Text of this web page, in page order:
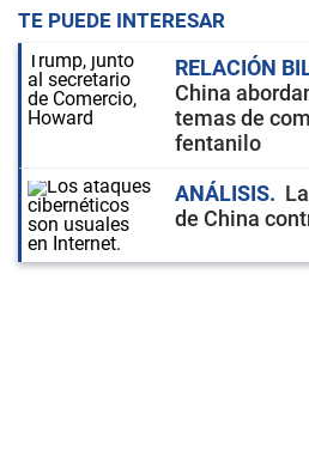
TE PUEDE INTERESAR
RELACIÓN
China
temas de
fentanilo
ANÁLISIS
de China